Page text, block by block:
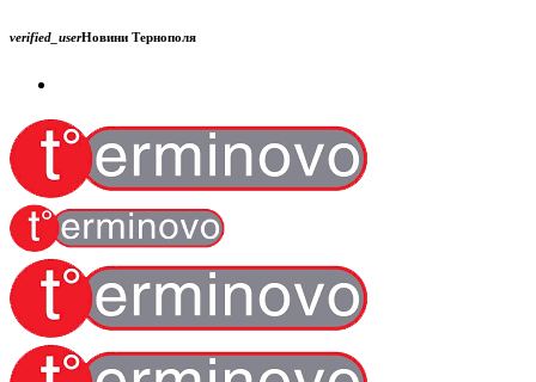
verified_userНовини Тернополя